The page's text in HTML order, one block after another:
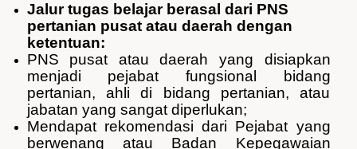
Jalur tugas belajar berasal dari PNS
pertanian pusat atau daerah dengan
ketentuan:
PNS pusat atau daerah yang disiapkan
menjadi pejabat fungsional bidang
pertanian, ahli di bidang pertanian, atau
jabatan yang sangat diperlukan;
Mendapat rekomendasi dari Pejabat yang
berwenang atau Badan Kepegawaian